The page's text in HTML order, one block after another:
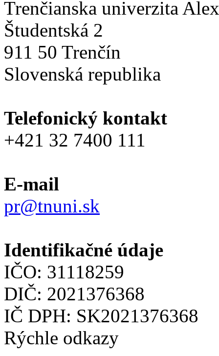
Trenčianska univerzita
Študentská 2
911 50 Trenčín
Slovenská republika
Telefonický kontakt
+421 32 7400 111
E-mail
pr@tnuni.sk
Identifikačné údaje
IČO: 31118259
DIČ: 2021376368
IČ DPH: SK2021376368
Rýchle odkazy